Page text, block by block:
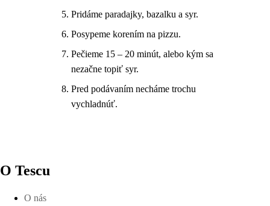
Pridáme paradajky, bazalku a syr.
Posypeme korením na pizzu.
Pečieme 15 – 20 minút, alebo kým sa
nezačne topiť syr.
Pred podávaním necháme trochu
vychladnúť.
O Tescu
O nás